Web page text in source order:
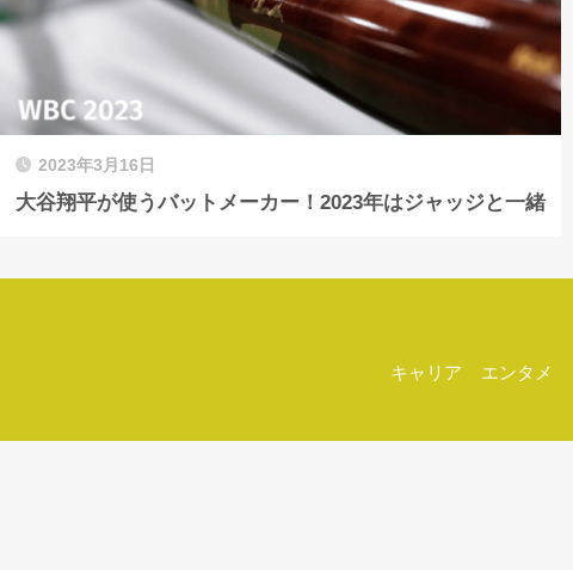
2023年3月16日
大谷翔平が使うバットメーカー！2023年はジャッジと一緒
キャリア エンタメ